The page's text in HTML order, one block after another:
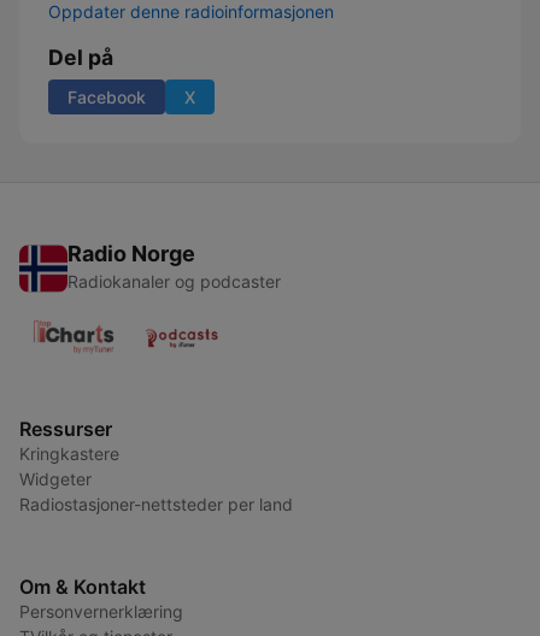
Oppdater denne radioinformasjonen
Del på
Facebook X
Radio Norge
Radiokanaler og podcaster
Ressurser
Kringkastere
Widgeter
Radiostasjoner-nettsteder per land
Om & Kontakt
Personvernerklæring